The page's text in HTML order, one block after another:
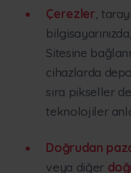
Çerezler ,
Sitesine
cihazlarda
sıra pikseller
teknolojiler
Doğrudan
veya diğer